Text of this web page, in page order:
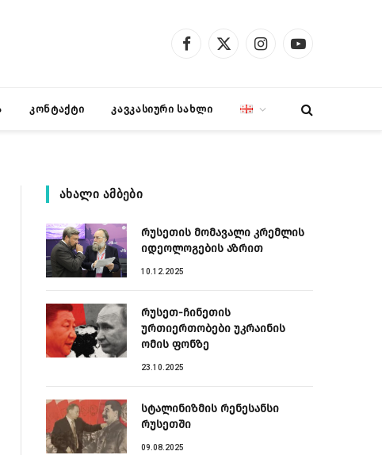
Facebook
X
InstagramYouTube
კონტაქტი კავკასიური სახლი
ᲐᲮᲐᲚᲘ ᲐᲛᲑᲔᲑᲘ
რუსეთის მომავალი კრემლის
იდეოლოგების აზრით
10.12.2025
რუსეთ-ჩინეთის
ურთიერთობები უკრაინის
ომის ფონზე
23.10.2025
სტალინიზმის რენესანსი
რუსეთში
09.08.2025